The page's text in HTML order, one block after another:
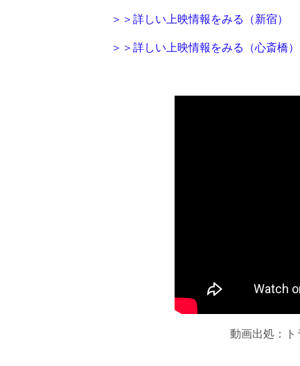
＞＞詳しい上映情報をみる（新宿）
＞＞詳しい上映情報をみる（心斎橋）
動画出処：ト